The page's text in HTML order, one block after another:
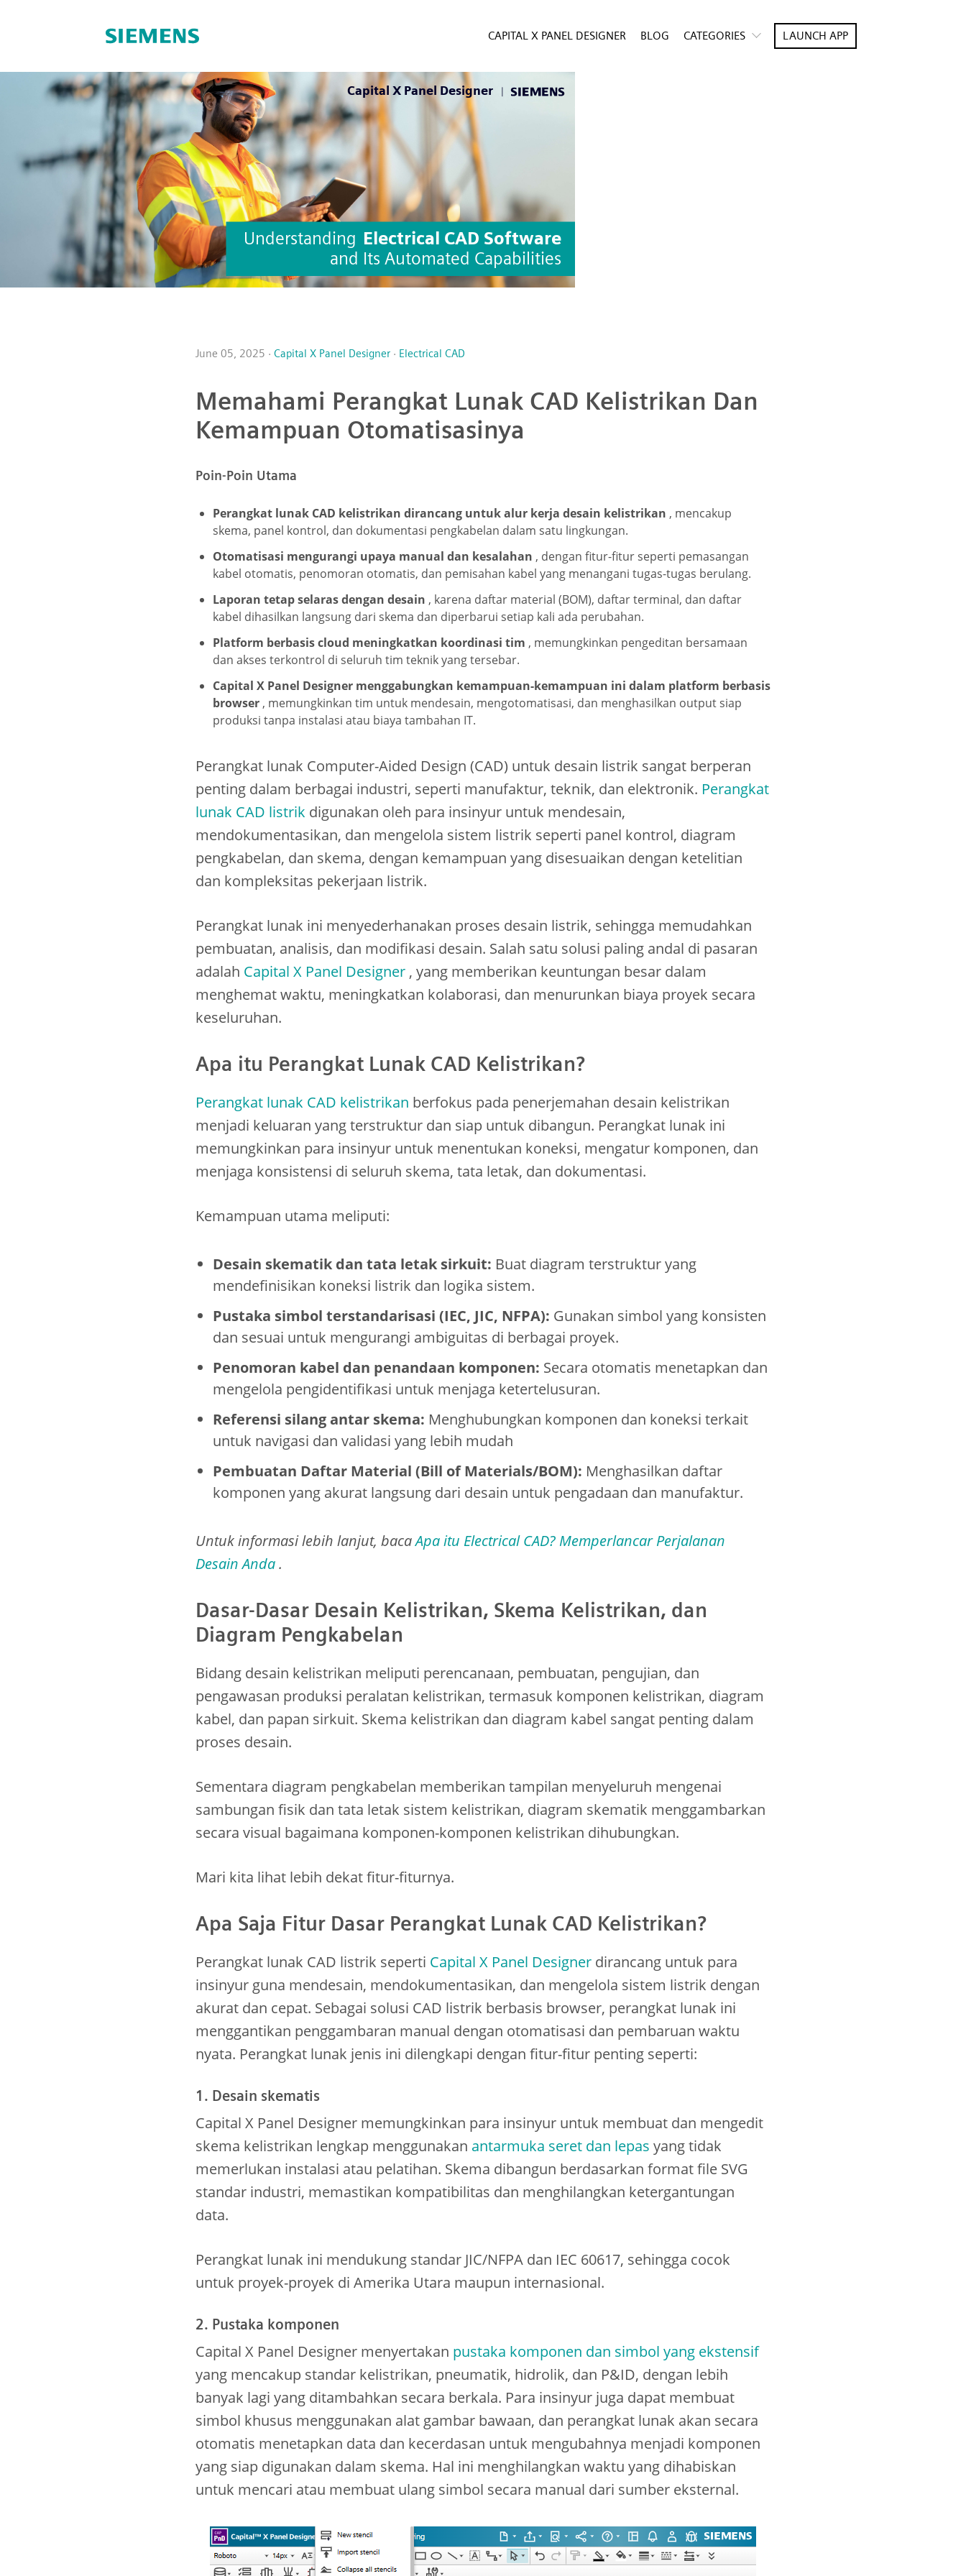
CAPITAL X PANEL DESIGNER BLOG CATEGORIES LAUNCH APP
June 05, 2025 · Capital X Panel Designer · Electrical CAD
Memahami Perangkat Lunak CAD Kelistrikan Dan
Kemampuan Otomatisasinya
Poin-Poin Utama
Perangkat lunak CAD kelistrikan dirancang untuk alur kerja desain kelistrikan , mencakup
skema, panel kontrol, dan dokumentasi pengkabelan dalam satu lingkungan.
Otomatisasi mengurangi upaya manual dan kesalahan , dengan fitur-fitur seperti pemasangan
kabel otomatis, penomoran otomatis, dan pemisahan kabel yang menangani tugas-tugas berulang.
Laporan tetap selaras dengan desain , karena daftar material (BOM), daftar terminal, dan daftar
kabel dihasilkan langsung dari skema dan diperbarui setiap kali ada perubahan.
Platform berbasis cloud meningkatkan koordinasi tim , memungkinkan pengeditan bersamaan
dan akses terkontrol di seluruh tim teknik yang tersebar.
Capital X Panel Designer menggabungkan kemampuan-kemampuan ini dalam platform berbasis
browser , memungkinkan tim untuk mendesain, mengotomatisasi, dan menghasilkan output siap
produksi tanpa instalasi atau biaya tambahan IT.
Perangkat lunak Computer-Aided Design (CAD) untuk desain listrik sangat berperan
penting dalam berbagai industri, seperti manufaktur, teknik, dan elektronik. Perangkat
lunak CAD listrik digunakan oleh para insinyur untuk mendesain,
mendokumentasikan, dan mengelola sistem listrik seperti panel kontrol, diagram
pengkabelan, dan skema, dengan kemampuan yang disesuaikan dengan ketelitian
dan kompleksitas pekerjaan listrik.
Perangkat lunak ini menyederhanakan proses desain listrik, sehingga memudahkan
pembuatan, analisis, dan modifikasi desain. Salah satu solusi paling andal di pasaran
adalah Capital X Panel Designer , yang memberikan keuntungan besar dalam
menghemat waktu, meningkatkan kolaborasi, dan menurunkan biaya proyek secara
keseluruhan.
Apa itu Perangkat Lunak CAD Kelistrikan?
Perangkat lunak CAD kelistrikan berfokus pada penerjemahan desain kelistrikan
menjadi keluaran yang terstruktur dan siap untuk dibangun. Perangkat lunak ini
memungkinkan para insinyur untuk menentukan koneksi, mengatur komponen, dan
menjaga konsistensi di seluruh skema, tata letak, dan dokumentasi.
Kemampuan utama meliputi:
Desain skematik dan tata letak sirkuit: Buat diagram terstruktur yang
mendefinisikan koneksi listrik dan logika sistem.
Pustaka simbol terstandarisasi (IEC, JIC, NFPA): Gunakan simbol yang konsisten
dan sesuai untuk mengurangi ambiguitas di berbagai proyek.
Penomoran kabel dan penandaan komponen: Secara otomatis menetapkan dan
mengelola pengidentifikasi untuk menjaga ketertelusuran.
Referensi silang antar skema: Menghubungkan komponen dan koneksi terkait
untuk navigasi dan validasi yang lebih mudah
Pembuatan Daftar Material (Bill of Materials/BOM): Menghasilkan daftar
komponen yang akurat langsung dari desain untuk pengadaan dan manufaktur.
Untuk informasi lebih lanjut, bacaApa itu Electrical CAD? Memperlancar Perjalanan
Desain Anda.
Dasar-Dasar Desain Kelistrikan, Skema Kelistrikan, dan
Diagram Pengkabelan
Bidang desain kelistrikan meliputi perencanaan, pembuatan, pengujian, dan
pengawasan produksi peralatan kelistrikan, termasuk komponen kelistrikan, diagram
kabel, dan papan sirkuit. Skema kelistrikan dan diagram kabel sangat penting dalam
proses desain.
Sementara diagram pengkabelan memberikan tampilan menyeluruh mengenai
sambungan fisik dan tata letak sistem kelistrikan, diagram skematik menggambarkan
secara visual bagaimana komponen-komponen kelistrikan dihubungkan.
Mari kita lihat lebih dekat fitur-fiturnya.
Apa Saja Fitur Dasar Perangkat Lunak CAD Kelistrikan?
Perangkat lunak CAD listrik seperti Capital X Panel Designer dirancang untuk para
insinyur guna mendesain, mendokumentasikan, dan mengelola sistem listrik dengan
akurat dan cepat. Sebagai solusi CAD listrik berbasis browser, perangkat lunak ini
menggantikan penggambaran manual dengan otomatisasi dan pembaruan waktu
nyata. Perangkat lunak jenis ini dilengkapi dengan fitur-fitur penting seperti:
1. Desain skematis
Capital X Panel Designer memungkinkan para insinyur untuk membuat dan mengedit
skema kelistrikan lengkap menggunakan antarmuka seret dan lepas yang tidak
memerlukan instalasi atau pelatihan. Skema dibangun berdasarkan format file SVG
standar industri, memastikan kompatibilitas dan menghilangkan ketergantungan
data.
Perangkat lunak ini mendukung standar JIC/NFPA dan IEC 60617, sehingga cocok
untuk proyek-proyek di Amerika Utara maupun internasional.
2. Pustaka komponen
Capital X Panel Designer menyertakan pustaka komponen dan simbol yang ekstensif
yang mencakup standar kelistrikan, pneumatik, hidrolik, dan P&ID, dengan lebih
banyak lagi yang ditambahkan secara berkala. Para insinyur juga dapat membuat
simbol khusus menggunakan alat gambar bawaan, dan perangkat lunak akan secara
otomatis menetapkan data dan kecerdasan untuk mengubahnya menjadi komponen
yang siap digunakan dalam skema. Hal ini menghilangkan waktu yang dihabiskan
untuk mencari atau membuat ulang simbol secara manual dari sumber eksternal.